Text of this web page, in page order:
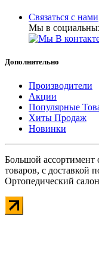
Связаться с нами
Мы в
Дополнительно
Производители
Акции
Популярные
Хиты Продаж
Новинки
Большой ассортимент
товаров, с доставкой
Ортопедический